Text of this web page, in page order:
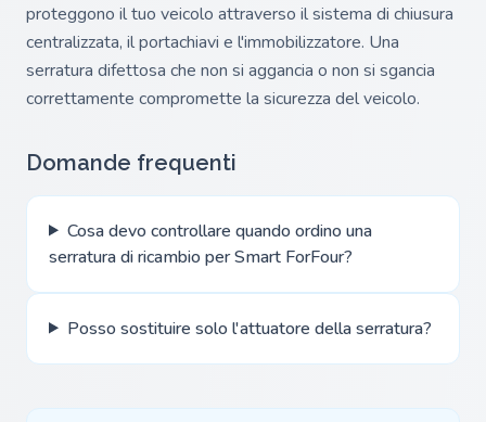
proteggono il tuo veicolo attraverso il sistema di chiusura
centralizzata, il portachiavi e l'immobilizzatore. Una
serratura difettosa che non si aggancia o non si sgancia
correttamente compromette la sicurezza del veicolo.
Domande frequenti
Cosa devo controllare quando ordino una
serratura di ricambio per Smart ForFour?
Posso sostituire solo l'attuatore della serratura?